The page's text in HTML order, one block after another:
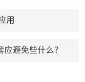
用
避免些什么？